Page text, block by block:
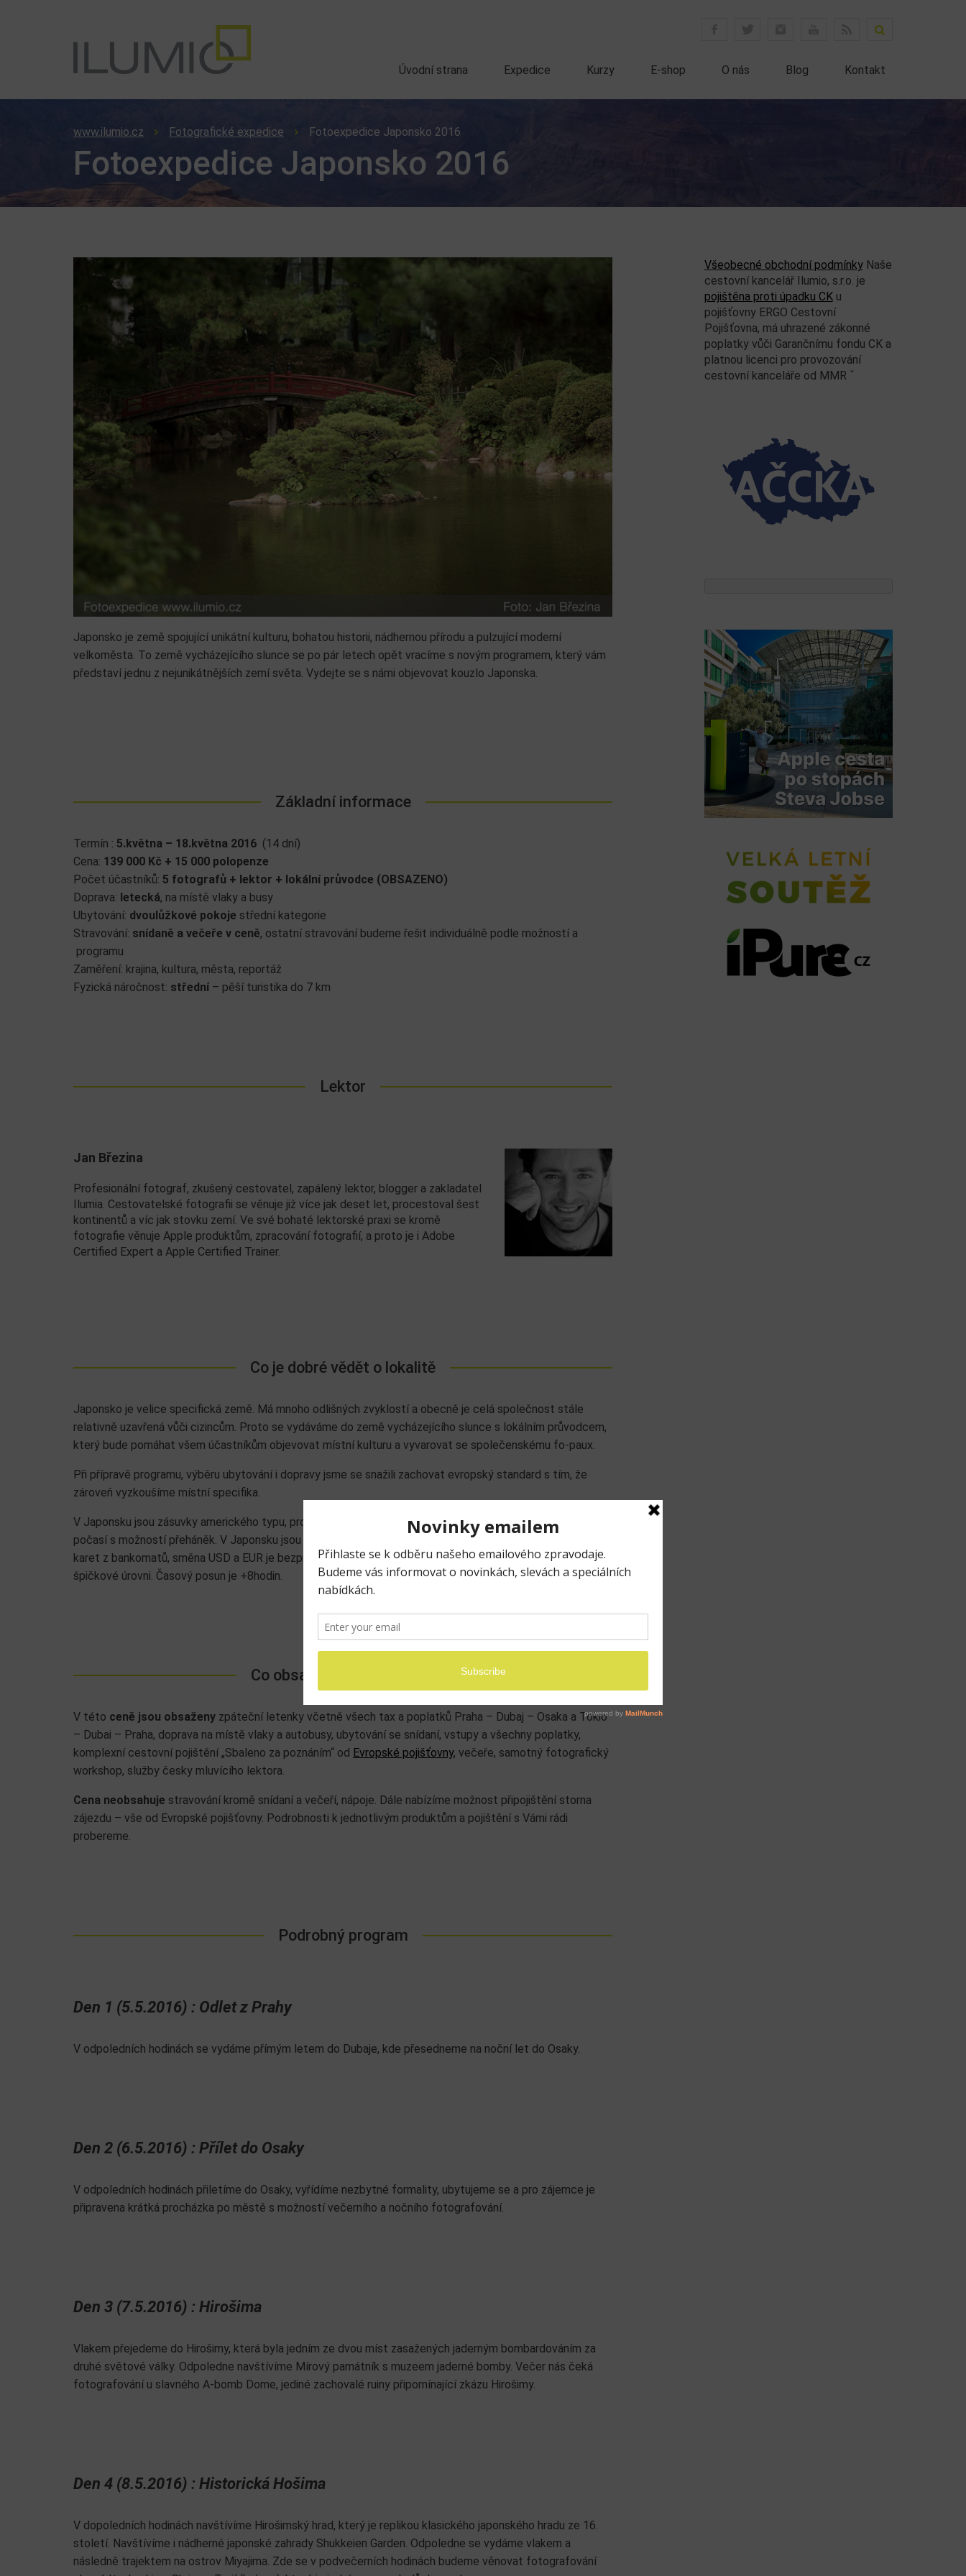
Úvodní strana Expedice Kurzy E-shop O nás Blog Kontakt
www.ilumio.cz Fotografické expedice Fotoexpedice Japonsko 2016
Fotoexpedice Japonsko 2016
Japonsko je země spojující unikátní kulturu, bohatou historii, nádhernou přírodu a pulzující moderní
velkoměsta. To země vycházejícího slunce se po pár letech opět vracíme s novým programem, který vám
představí jednu z nejunikátnějších zemí světa. Vydejte se s námi objevovat kouzlo Japonska.
Základní informace
Termín : 5.května – 18.května 2016 (14 dní)
Cena: 139 000 Kč + 15 000 polopenze
Počet účastníků: 5 fotografů + lektor + lokální průvodce (OBSAZENO)
Doprava: letecká, na místě vlaky a busy
Ubytování: dvoulůžkové pokoje střední kategorie
Stravování: snídaně a večeře v ceně, ostatní stravování budeme řešit individuálně podle možností a
programu
Zaměření: krajina, kultura, města, reportáž
Fyzická náročnost: střední– pěší turistika do 7 km
Lektor
Jan Březina
Profesionální fotograf, zkušený cestovatel, zapálený lektor, blogger a zakladatel
Ilumia. Cestovatelské fotografii se věnuje již více jak deset let, procestoval šest
kontinentů a víc jak stovku zemí. Ve své bohaté lektorské praxi se kromě
fotografie věnuje Apple produktům, zpracování fotografií, a proto je i Adobe
Certified Expert a Apple Certified Trainer.
Co je dobré vědět o lokalitě
Japonsko je velice specifická země. Má mnoho odlišných zvyklostí a obecně je celá společnost stále
relativně uzavřená vůči cizincům. Proto se vydáváme do země vycházejícího slunce s lokálním průvodcem,
který bude pomáhat všem účastníkům objevovat místní kulturu a vyvarovat se společenskému fo-paux.
Při přípravě programu, výběru ubytování i dopravy jsme se snažili zachovat evropský standard s tím, že
zároveň vyzkoušíme místní specifika.
V Japonsku jsou zásuvky amerického typu, pro které budete potřebovat adaptér. Očekáváme příjemné jarní
počasí s možností přeháněk. V Japonsku jsou tradičně problémy s výběrem pomocí evropských platebních
karet z bankomatů, směna USD a EUR je bezproblémová. Země je velice bezpečná a zdravotní péče je na
špičkové úrovni. Časový posun je +8hodin.
Co obsahuje základní cena
V této ceně jsou obsaženy zpáteční letenky včetně všech tax a poplatků Praha – Dubaj – Osaka a Tokio
– Dubai – Praha, doprava na místě vlaky a autobusy, ubytování se snídaní, vstupy a všechny poplatky,
komplexní cestovní pojištění „Sbaleno za poznáním“ od Evropské pojišťovny, večeře, samotný fotografický
workshop, služby česky mluvícího lektora.
Cena neobsahuje stravování kromě snídaní a večeří, nápoje. Dále nabízíme možnost připojištění storna
zájezdu – vše od Evropské pojišťovny. Podrobnosti k jednotlivým produktům a pojištění s Vámi rádi
probereme.
Podrobný program
Den 1 (5.5.2016) : Odlet z Prahy
V odpoledních hodinách se vydáme přímým letem do Dubaje, kde přesedneme na noční let do Osaky.
Den 2 (6.5.2016) : Přílet do Osaky
V odpoledních hodinách přiletíme do Osaky, vyřídíme nezbytné formality, ubytujeme se a pro zájemce je
připravena krátká procházka po městě s možností večerního a nočního fotografování.
Den 3 (7.5.2016) : Hirošima
Vlakem přejedeme do Hirošimy, která byla jedním ze dvou míst zasažených jaderným bombardováním za
druhé světové války. Odpoledne navštívíme Mírový památník s muzeem jaderné bomby. Večer nás čeká
fotografování u slavného A-bomb Dome, jediné zachovalé ruiny připomínající zkázu Hirošimy.
Den 4 (8.5.2016) : Historická Hošima
V dopoledních hodinách navštívíme Hirošimský hrad, který je replikou klasického japonského hradu ze 16.
století. Navštívíme i nádherné japonské zahrady Shukkeien Garden. Odpoledne se vydáme vlakem a
následně trajektem na ostrov Miyajima. Zde se v podvečerních hodinách budeme věnovat fotografování
Všeobecné obchodní podmínkyNaše
cestovní kancelář Ilumio, s.r.o. je
pojištěna proti úpadku CKu
pojišťovny ERGO Cestovní
Pojišťovna, má uhrazené zákonné
poplatky vůči Garančnímu fondu CK a
platnou licenci pro provozování
cestovní kanceláře od MMR ˇ